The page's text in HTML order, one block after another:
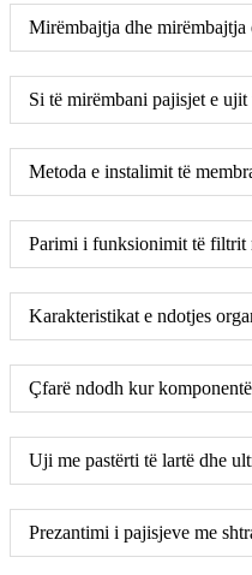
Mirëmbajtja dhe mirëmbajtja
Si të mirëmbani pajisjet e ujit
Metoda e instalimit të
Parimi i funksionimit të filtrit
Karakteristikat e ndotjes
Çfarë ndodh kur
Uji me pastërti të lartë dhe
Prezantimi i pajisjeve me